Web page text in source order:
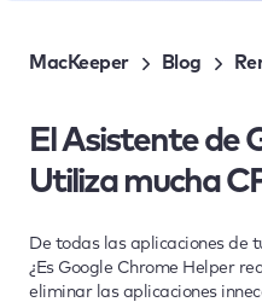
MacKeeper Blog
El Asistente de
Utiliza mucha
De todas las aplicaciones de
¿Es Google Chrome Helper
eliminar las aplicaciones